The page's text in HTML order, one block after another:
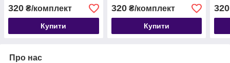
320 ₴/комплект
Купити
320₴/комплект
Купити
320
Про нас